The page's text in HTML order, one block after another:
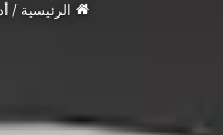
الرئيسية /